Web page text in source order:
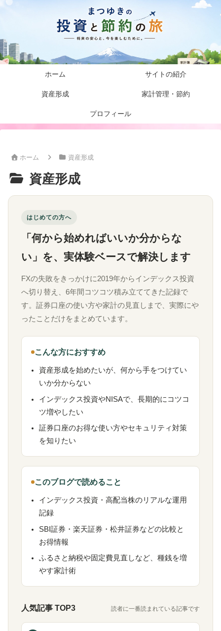
ホーム サイトの紹介
資産形成 家計管理・節約
プロフィール
ホーム 資産形成
資産形成
はじめての方へ
「何から始めればいいか分からな
い」を、実体験ベースで解決します
FXの失敗をきっかけに2019年からインデックス投資
へ切り替え、6年間コツコツ積み立ててきた記録で
す。証券口座の使い方や家計の見直しまで、実際にや
ったことだけをまとめています。
こんな方におすすめ
資産形成を始めたいが、何から手をつけてい
いか分からない
インデックス投資やNISAで、長期的にコツコ
ツ増やしたい
証券口座のお得な使い方やセキュリティ対策
を知りたい
このブログで読めること
インデックス投資・高配当株のリアルな運用
記録
SBI証券・楽天証券・松井証券などの比較と
お得情報
ふるさと納税や固定費見直しなど、種銭を増
やす家計術
人気記事 TOP3 読者に一番読まれている記事です